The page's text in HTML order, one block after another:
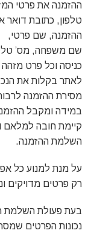
ההזמנה את פרטי
טלפון, כתובת דואר
ההזמנה, שם פרטי,
שם משפחה, מס’
כניסה וכל פרט
לאתר בקלות את
מסירת ההזמנה
במידה ומקבל
קיימת חובה
השלמת ההזמנה.
על מנת למנוע כל
רק פרטים מדויקים
בעת פעולת השלמת
נכונות הפרטים